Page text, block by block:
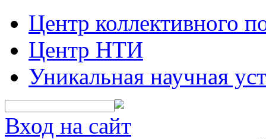
Центр коллективного
Центр НТИ
Уникальная научная
Вход на сайт